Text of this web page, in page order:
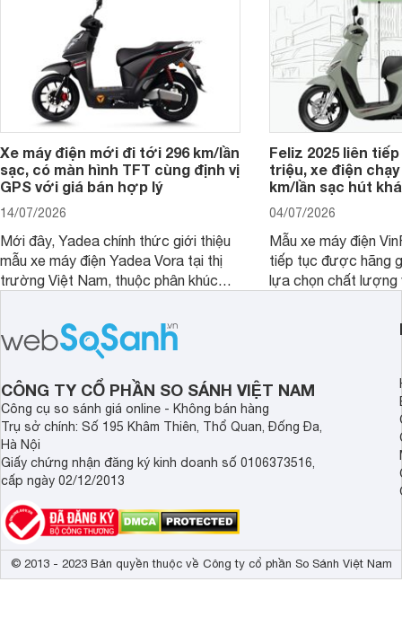
thông.
Xe máy điện mới đi tới 296 km/lần
sạc, có màn hình TFT cùng định vị
GPS với giá bán hợp lý
14/07/2026
Mới đây, Yadea chính thức giới thiệu
mẫu xe máy điện Yadea Vora tại thị
trường Việt Nam, thuộc phân khúc
hướng đến nhu cầu di chuyển hằng
ngày của người dùng.
Feliz 2025 liên
triệu, xe điện
km/lần sạc hút
04/07/2026
Mẫu xe máy điện
tiếp tục được hãng
lựa chọn chất lượng
CÔNG TY CỔ PHẦN SO SÁNH VIỆT NAM
Công cụ so sánh giá online - Không bán hàng
Trụ sở chính: Số 195 Khâm Thiên, Thổ Quan, Đống Đa,
Hà Nội
Giấy chứng nhận đăng ký kinh doanh số 0106373516,
cấp ngày 02/12/2013
© 2013 - 2023 Bản quyền thuộc về Công ty cổ phần So Sánh Việt Nam